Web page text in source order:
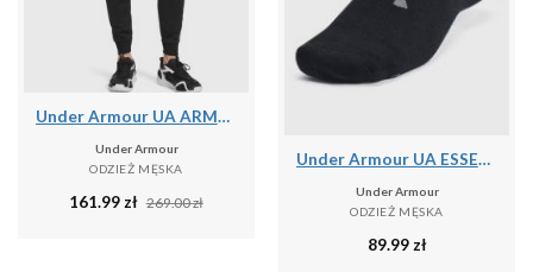
Under Armour UA ARMOUR FLEECE JOGGERS Spodnie męskie
Under Armour
ODZIEŻ MĘSKA
161.99 zł 269.00zł
Under Armour UA ESSENTIAL NO SHOW 6PK Skarpety uniseks
Under Armour
ODZIEŻ MĘSKA
89.99 zł